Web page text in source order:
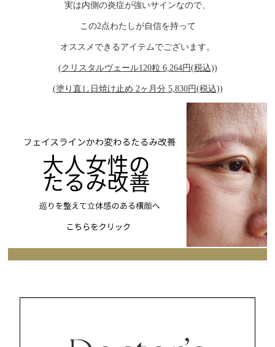
実は内側の炎症が強いサインなので、
この2点わたしが自信を持って
オススメできるアイテムでございます。
(クリスタルヴェール120粒 6,264円(税込))
(塗り直し日焼け止め 2ヶ月分 5,830円(税込))